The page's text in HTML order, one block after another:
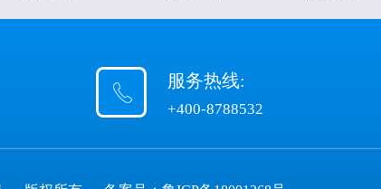
服务热线:
+400-8788532